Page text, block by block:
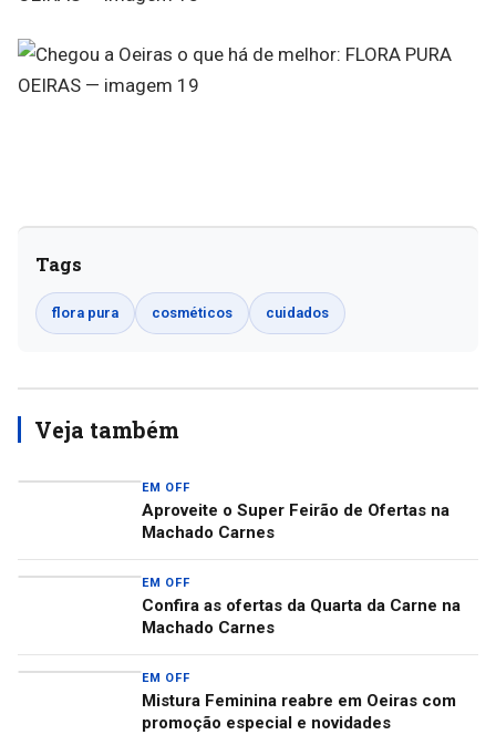
Tags
flora pura cosméticos cuidados
Veja também
EM OFF
Aproveite o Super Feirão de Ofertas na
Machado Carnes
EM OFF
Confira as ofertas da Quarta da Carne na
Machado Carnes
EM OFF
Mistura Feminina reabre em Oeiras com
promoção especial e novidades